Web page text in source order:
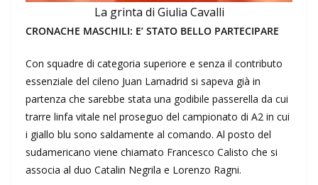
La grinta di Giulia Cavalli
CRONACHE MASCHILI: E’ STATO BELLO PARTECIPARE
Con squadre di categoria superiore e senza il contributo
essenziale del cileno Juan Lamadrid si sapeva già in
partenza che sarebbe stata una godibile passerella da cui
trarre linfa vitale nel proseguo del campionato di A2 in cui
i giallo blu sono saldamente al comando. Al posto del
sudamericano viene chiamato Francesco Calisto che si
associa al duo Catalin Negrila e Lorenzo Ragni.